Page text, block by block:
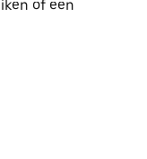
of een